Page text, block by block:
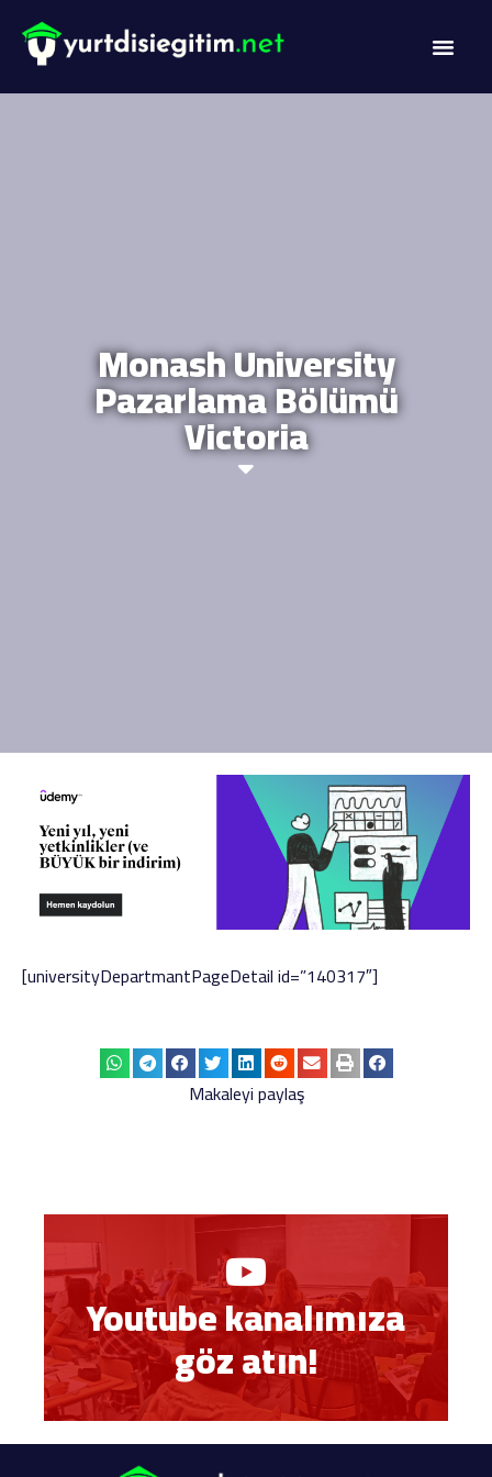
Monash University
Pazarlama Bölümü
Victoria
[universityDepartmantPageDetail id=”140317″]
Makaleyi paylaş
Youtube kanalımıza
göz atın!